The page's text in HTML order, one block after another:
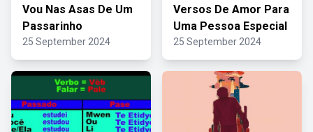
Vou Nas Asas De Um
Passarinho
25 September 2024
Versos De Amor Para
Uma Pessoa Especial
25 September 2024